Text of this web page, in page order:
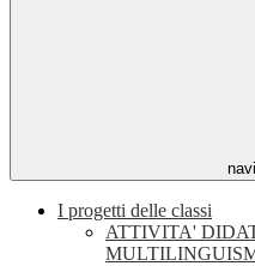
I progetti delle classi
ATTIVITA'